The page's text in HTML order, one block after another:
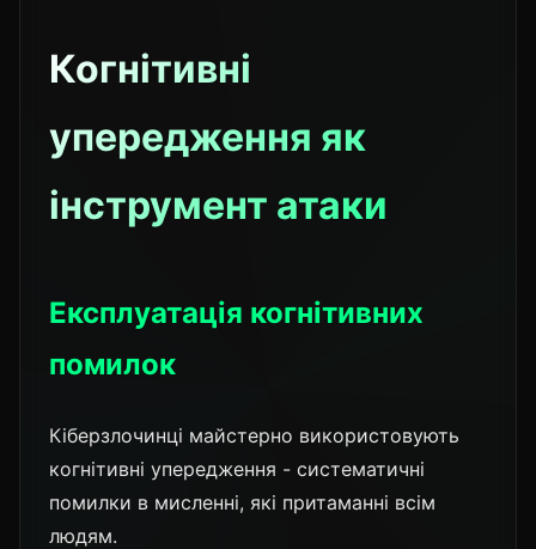
Когнітивні
упередження як
інструмент атаки
Експлуатація когнітивних
помилок
Кіберзлочинці майстерно використовують
когнітивні упередження - систематичні
помилки в мисленні, які притаманні всім
людям.